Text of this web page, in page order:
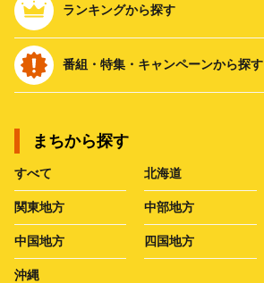
ランキングから探す
番組・特集・キャンペーンから探す
まちから探す
すべて 北海道
関東地方 中部地方
中国地方 四国地方
沖縄